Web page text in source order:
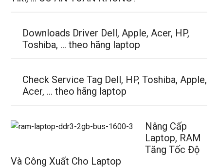
Downloads Driver Dell, Apple, Acer, HP,
Toshiba, … theo hãng laptop
Check Service Tag Dell, HP, Toshiba, Apple,
Acer, … theo hãng laptop
Nâng Cấp
Laptop, RAM
Tăng Tốc Độ
Và Công Xuất Cho Laptop